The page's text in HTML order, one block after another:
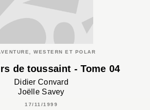
WESTERN ET POLAR
de toussaint - Tome 04
Didier Convard
Joëlle Savey
17/11/1999